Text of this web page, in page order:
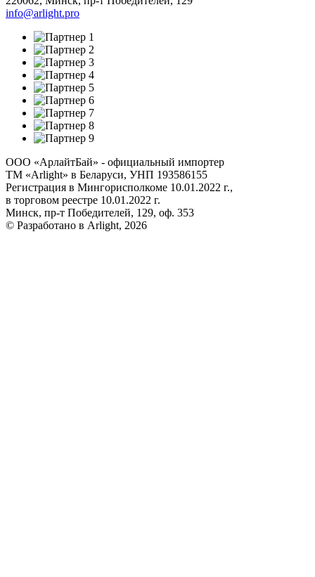
info@arlight.pro
ООО «АрлайтБай» - официальный импортер
ТМ «Arlight» в Беларуси, УНП 193586155
Регистрация в Мингорисполкоме 10.01.2022 г.,
в торговом реестре 10.01.2022 г.
Минск, пр-т Победителей, 129, оф. 353
© Разработано в Arlight, 2026